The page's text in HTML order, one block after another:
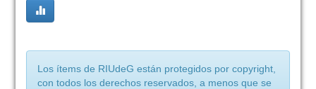
Los ítems de RIUdeG están protegidos por copyright,
con todos los derechos reservados, a menos que se